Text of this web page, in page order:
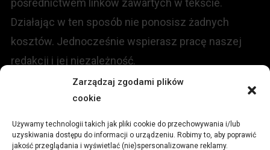
Zarządzaj zgodami plików
cookie
Używamy technologii takich jak pliki cookie do przechowywania i/lub
uzyskiwania dostępu do informacji o urządzeniu. Robimy to, aby poprawić
jakość przeglądania i wyświetlać (nie)spersonalizowane reklamy.
pośrednictwem linków zawartych w tekście.
Działając w ten sposób nie ponosisz żadnych
kosztów. Jednocześnie wspierasz pracę naszej
redakcji i jej niezależność.
Redakcja portalu: